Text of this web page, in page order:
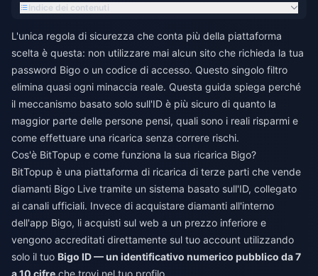
Indice dei contenuti
L'unica regola di sicurezza che conta più della piattaforma
scelta è questa: non utilizzare mai alcun sito che richieda la tua
password Bigo o un codice di accesso. Questo singolo filtro
elimina quasi ogni minaccia reale. Questa guida spiega perché
il meccanismo basato solo sull'ID è più sicuro di quanto la
maggior parte delle persone pensi, quali sono i reali risparmi e
come effettuare una ricarica senza correre rischi.
Cos'è BitTopup e come funziona la sua ricarica Bigo?
BitTopup è una piattaforma di ricarica di terze parti che vende
diamanti Bigo Live tramite un sistema basato sull'ID, collegato
ai canali ufficiali. Invece di acquistare diamanti all'interno
dell'app Bigo, li acquisti sul web a un prezzo inferiore e
vengono accreditati direttamente sul tuo account utilizzando
solo il tuo Bigo ID — un identificativo numerico pubblico da 7
a 10 cifre che trovi nel tuo profilo.